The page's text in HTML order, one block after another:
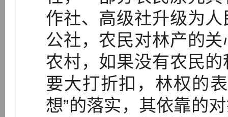
作社、高级社升级为
公社，农民对林产的
农村，如果没有农民
要大打折扣，林权的
想”的落实，其依靠的